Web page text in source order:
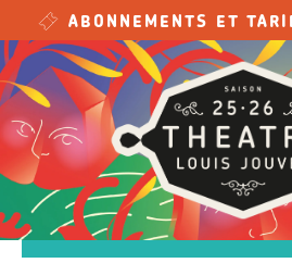
Skip to main content
ABONNEMENTS ET